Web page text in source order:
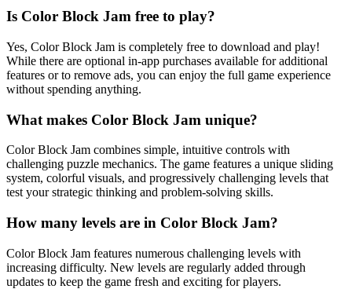
Is Color Block Jam free to play?
Yes, Color Block Jam is completely free to download and play!
While there are optional in-app purchases available for additional
features or to remove ads, you can enjoy the full game experience
without spending anything.
What makes Color Block Jam unique?
Color Block Jam combines simple, intuitive controls with
challenging puzzle mechanics. The game features a unique sliding
system, colorful visuals, and progressively challenging levels that
test your strategic thinking and problem-solving skills.
How many levels are in Color Block Jam?
Color Block Jam features numerous challenging levels with
increasing difficulty. New levels are regularly added through
updates to keep the game fresh and exciting for players.